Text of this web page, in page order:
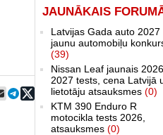
JAUNĀKAIS
Latvijas Gada auto 2027
jaunu automobiļu
(39)
Nissan Leaf jaunais
2027 tests, cena Latvijā
lietotāju atsauksmes (0)
KTM 390 Enduro R
motocikla tests 2026,
atsauksmes (0)